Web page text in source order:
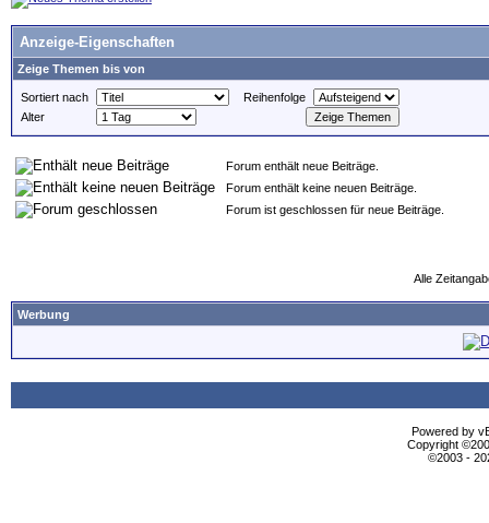
Anzeige-Eigenschaften
Zeige Themen bis von
Sortiert nach
Reihenfolge
Alter
Forum enthält neue Beiträge.
Forum enthält keine neuen Beiträge.
Forum ist geschlossen für neue Beiträge.
Alle
Werbung
Powered by
Copyright
©2003 -